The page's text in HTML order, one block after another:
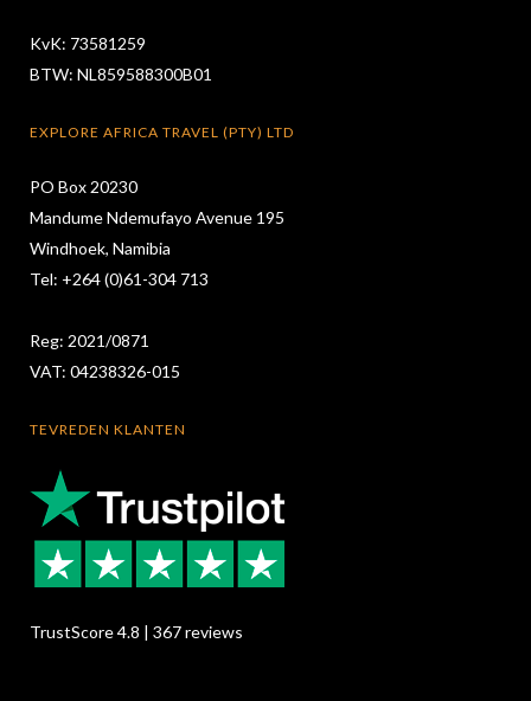
KvK: 73581259
BTW: NL859588300B01
EXPLORE AFRICA TRAVEL (PTY) LTD
PO Box 20230
Mandume Ndemufayo Avenue 195
Windhoek, Namibia
Tel: +264 (0)61-304 713
Reg: 2021/0871
VAT: 04238326-015
TEVREDEN KLANTEN
TrustScore 4.8 | 367 reviews